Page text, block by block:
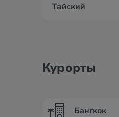
Тайский
Курорты
Бангкок